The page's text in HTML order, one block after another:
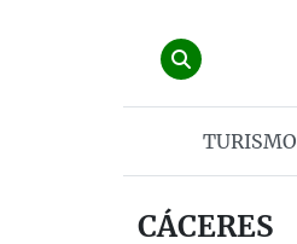
TURISMO
CÁCERES